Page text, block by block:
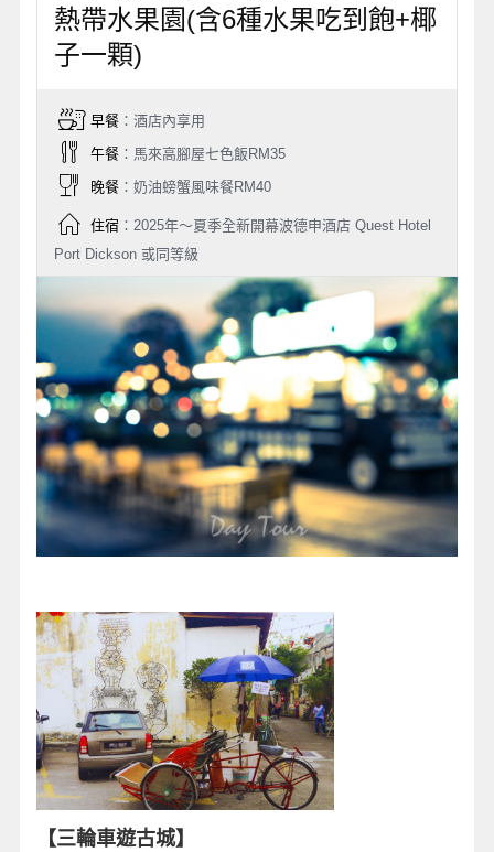
熱帶水果園(含6種水果吃到飽+椰
子一顆)
早餐：酒店內享用
午餐：馬來高腳屋七色飯RM35
晚餐：奶油螃蟹風味餐RM40
住宿：2025年～夏季全新開幕波德申酒店 Quest Hotel
Port Dickson 或同等級
【三輪車遊古城】